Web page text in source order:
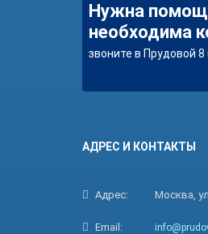
Нужна
необходима
звоните в Прудовой
АДРЕС И КОНТАКТЫ
Адрес: Москва,
Email: